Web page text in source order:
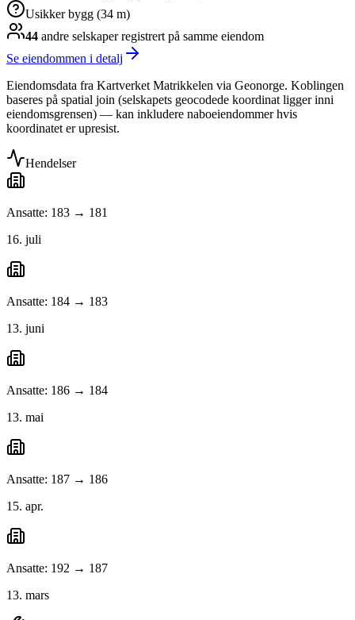
Usikker bygg (34 m)
44 andre selskaperregistrert på samme eiendom
Se eiendommen i detalj
Eiendomsdata fra Kartverket Matrikkelen via Geonorge. Koblingen
baseres på spatial join (selskapets geocodede koordinat ligger inni
eiendomsgrensen) — kan inkludere naboeiendommer hvis
koordinatet er upresist.
Hendelser
Ansatte: 183 → 181
16. juli
Ansatte: 184 → 183
13. juni
Ansatte: 186 → 184
13. mai
Ansatte: 187 → 186
15. apr.
Ansatte: 192 → 187
13. mars